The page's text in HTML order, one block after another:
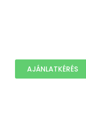
AJÁNLATKÉRÉS